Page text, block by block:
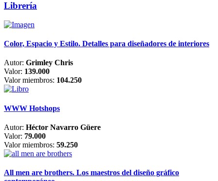
Librería
Color, Espacio y Estilo. Detalles para diseñadores de interiores
Autor: Grimley Chris
Valor: 139.000
Valor miembros: 104.250
WWW Hotshops
Autor: Héctor Navarro Güere
Valor: 79.000
Valor miembros: 59.250
All men are brothers. Los maestros del diseño gráfico